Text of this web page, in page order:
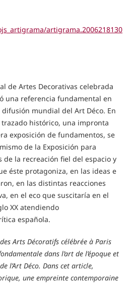
artigrama.2006218130
de Artes Decorativas celebrada
una referencia fundamental en
mundial del Art Déco. En
histórico, una impronta
exposición de fundamentos, se
de la Exposición para
de la recreación fiel del espacio y
éste protagoniza, en las ideas e
en las distintas reacciones
en el eco que suscitaría en el
XX atendiendo
española.
Arts Décoratifs célébrée à Paris
dans l’art de l’époque et
l’Art Déco. Dans cet article,
une empreinte contemporaine